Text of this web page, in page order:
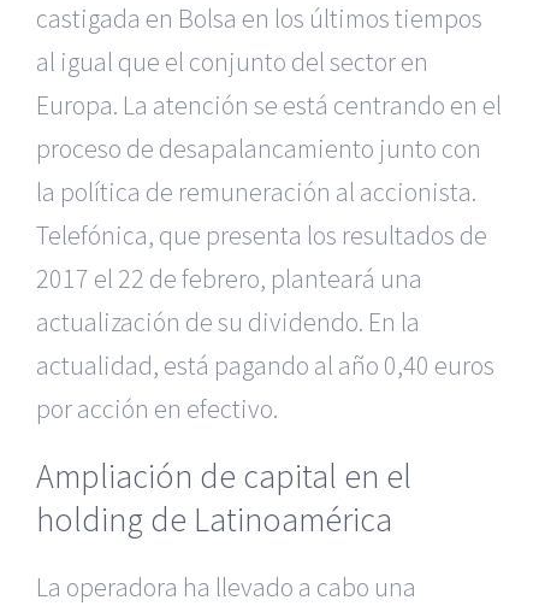
castigada en Bolsa en los últimos tiempos
al igual que el conjunto del sector en
Europa. La atención se está centrando en el
proceso de desapalancamiento junto con
la política de remuneración al accionista.
Telefónica, que presenta los resultados de
2017 el 22 de febrero, planteará una
actualización de su dividendo. En la
actualidad, está pagando al año 0,40 euros
por acción en efectivo.
Ampliación de capital en el
holding de Latinoamérica
La operadora ha llevado a cabo una